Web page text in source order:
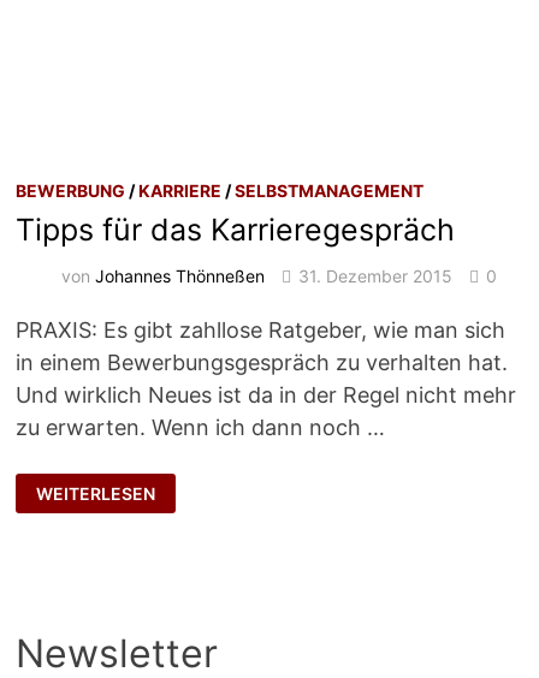
BEWERBUNG /KARRIERE /SELBSTMANAGEMENT
Tipps für das Karrieregespräch
vonJohannes Thönneßen 31. Dezember 2015 0
PRAXIS: Es gibt zahllose Ratgeber, wie man sich
in einem Bewerbungsgespräch zu verhalten hat.
Und wirklich Neues ist da in der Regel nicht mehr
zu erwarten. Wenn ich dann noch …
TIPPS
FÜR
DAS
WEITERLESEN
Newsletter